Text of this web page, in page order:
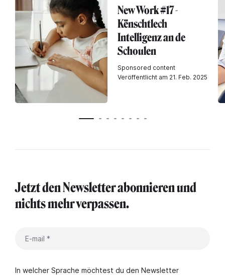
New Work #17 -
Kënschtlech
Intelligenz an de
Schoulen
Sponsored content
Veröffentlicht am 21. Feb. 2025
Jetzt den Newsletter abonnieren und
nichts mehr verpassen.
In welcher Sprache möchtest du den Newsletter